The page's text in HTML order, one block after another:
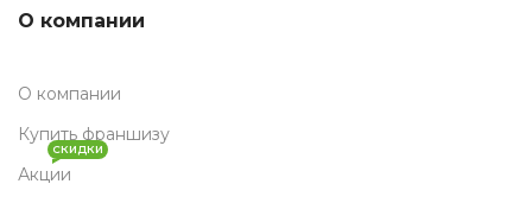
О компании
О компании
Купить франшизу
Акции
СКИДКИ